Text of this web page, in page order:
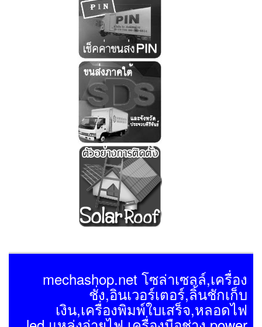
mechashop.net โซล่าเซลล์,เครื่อง
ชั่ง,อินเวอร์เตอร์,ลิ้นชักเก็บ
เงิน,เครื่องพิมพ์ใบเสร็จ,หลอดไฟ